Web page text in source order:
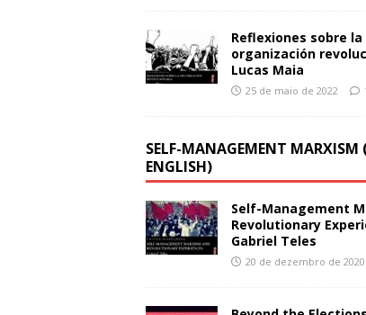
Reflexiones sobre la
organización
Lucas Maia
25 de maio de 2022
SELF-MANAGEMENT MARXISM
ENGLISH)
Self-Management
Revolutionary
Gabriel Teles
20 de dezembro de 2020